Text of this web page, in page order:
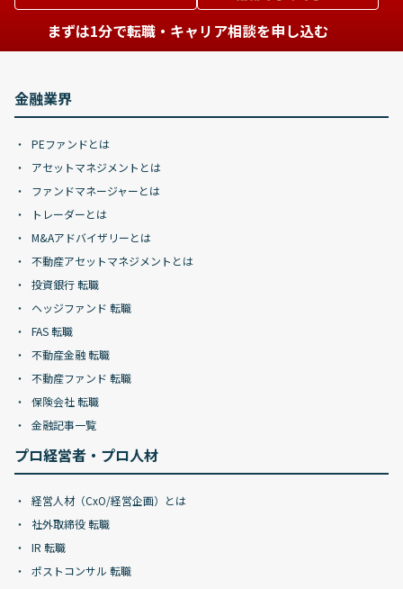
まずは1分で転職・キャリア相談を申し込む
金融業界
PEファンドとは
アセットマネジメントとは
ファンドマネージャーとは
トレーダーとは
M&Aアドバイザリーとは
不動産アセットマネジメントとは
投資銀行 転職
ヘッジファンド 転職
FAS 転職
不動産金融 転職
不動産ファンド 転職
保険会社 転職
金融記事一覧
プロ経営者・プロ人材
経営人材（CxO/経営企画）とは
社外取締役 転職
IR 転職
ポストコンサル 転職